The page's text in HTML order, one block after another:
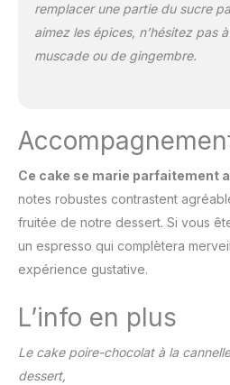
remplacer une partie du sucre
aimez les épices, n’hésitez pas
muscade ou de gingembre.
Ce cake se marie parfaitement
notes robustes contrastent
fruitée de notre dessert. Si vous
un espresso qui complètera
expérience gustative.
L’info en plus
Le cake poire-chocolat à la
dessert,